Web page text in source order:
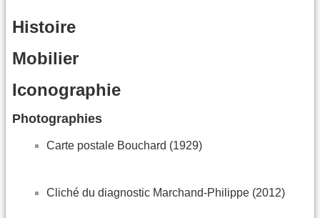
Histoire
Mobilier
Iconographie
Photographies
Carte postale Bouchard (1929)
Cliché du diagnostic Marchand-Philippe (2012)